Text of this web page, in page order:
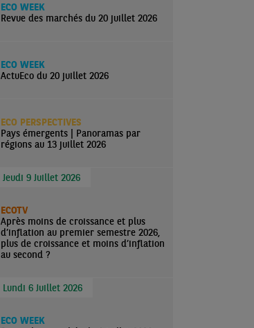
ECO WEEK
Revue des marchés du 20 juillet 2026
ECO WEEK
ActuEco du 20 juillet 2026
ECO PERSPECTIVES
Pays émergents | Panoramas par
régions au 13 juillet 2026
Jeudi 9 Juillet 2026
ECOTV
Après moins de croissance et plus
d’inflation au premier semestre 2026,
plus de croissance et moins d’inflation
au second ?
Lundi 6 Juillet 2026
ECO WEEK